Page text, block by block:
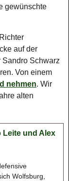
gewünschte
auf der
Schwarz
Von einem
nehmen. Wir
alten
Leite und Alex
Wolfsburg,